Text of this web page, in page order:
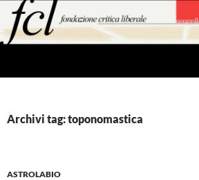
contenuto
Archivi tag: toponomastica
ASTROLABIO